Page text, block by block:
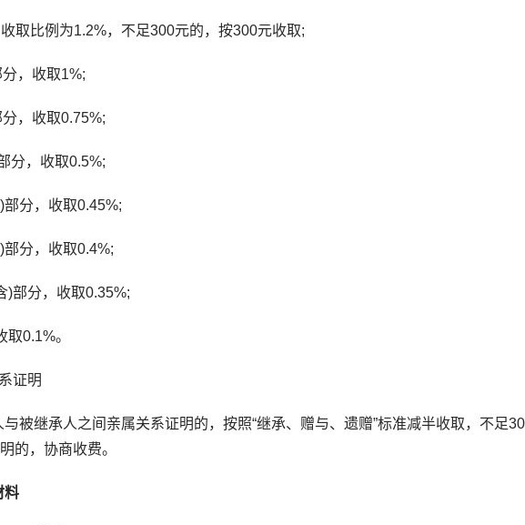
比例为1.2%，不足300元的，按300元收取;
，收取1%;
，收取0.75%;
，收取0.5%;
分，收取0.45%;
分，收取0.4%;
分，收取0.35%;
0.1%。
证明
继承人之间亲属关系证明的，按照“继承、赠与、遗赠”标准减半收取，不足
的，协商收费。
料